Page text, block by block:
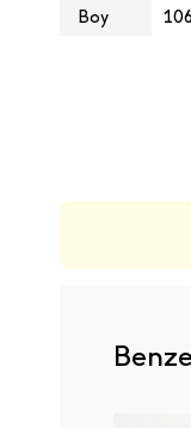
Boy
106